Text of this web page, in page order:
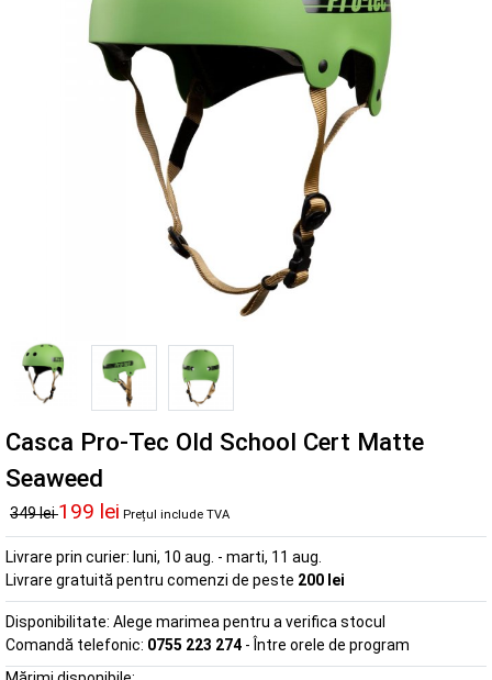
Casca Pro-Tec Old School Cert Matte
Seaweed
349 lei199 lei Prețul include TVA
Livrare prin curier: luni, 10 aug. - marti, 11 aug.
Livrare gratuită pentru comenzi de peste 200 lei
Disponibilitate: Alege marimea pentru a verifica stocul
Comandă telefonic: 0755 223 274 - Între orele de program